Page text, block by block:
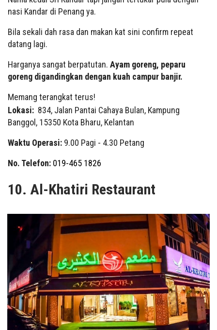
nasi Kandar di Penang ya.
Bila sekali dah rasa dan makan kat sini confirm repeat
datang lagi.
Harganya sangat berpatutan. Ayam goreng, peparu
goreng digandingkan dengan kuah campur banjir.
Memang terangkat terus!
Lokasi: 834, Jalan Pantai Cahaya Bulan, Kampung
Banggol, 15350 Kota Bharu, Kelantan
Waktu Operasi: 9.00 Pagi - 4.30 Petang
No. Telefon: 019-465 1826
10. Al-Khatiri Restaurant